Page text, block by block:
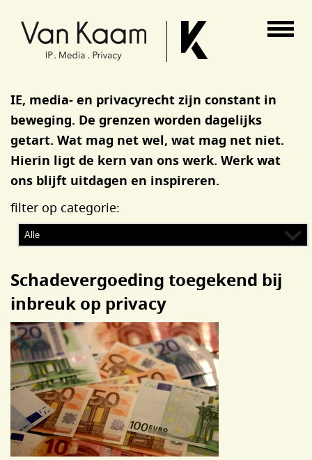
IE, media- en privacyrecht zijn constant in
beweging. De grenzen worden dagelijks
getart. Wat mag net wel, wat mag net niet.
Hierin ligt de kern van ons werk. Werk wat
ons blijft uitdagen en inspireren.
filter op categorie:
Schadevergoeding toegekend bij
inbreuk op privacy